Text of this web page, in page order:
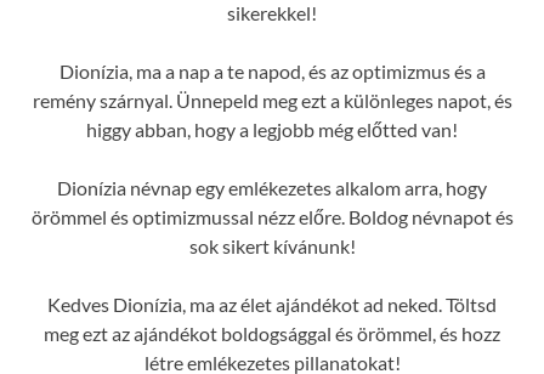
sikerekkel!
Dionízia, ma a nap a te napod, és az optimizmus és a
remény szárnyal. Ünnepeld meg ezt a különleges napot, és
higgy abban, hogy a legjobb még előtted van!
Dionízia névnap egy emlékezetes alkalom arra, hogy
örömmel és optimizmussal nézz előre. Boldog névnapot és
sok sikert kívánunk!
Kedves Dionízia, ma az élet ajándékot ad neked. Töltsd
meg ezt az ajándékot boldogsággal és örömmel, és hozz
létre emlékezetes pillanatokat!